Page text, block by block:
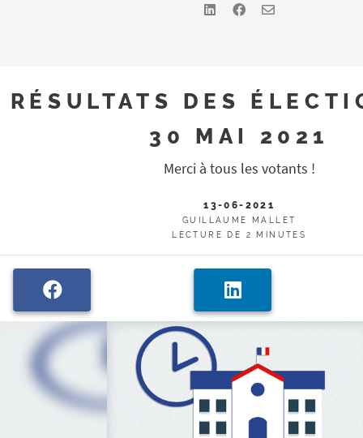
RÉSULTATS DES
30 MAI 2021
Merci à tous les votants !
13-06-2021
GUILLAUME MALLET
LECTURE DE 2 MINUTES